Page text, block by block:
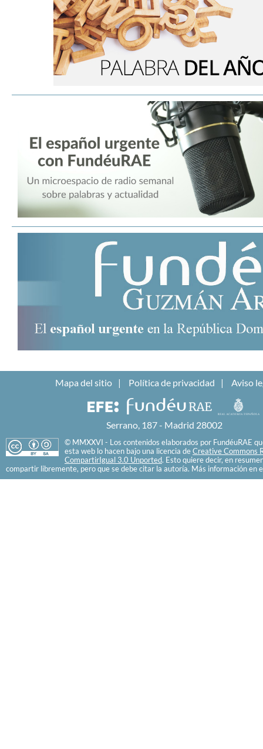
Mapa del sitio Política de privacidad Aviso
Serrano, 187 - Madrid 28002
© MMXXVI - Los contenidos elaborados por FundéuRAE
esta web lo hacen bajo una licencia de Creative Commons
CompartirIgual 3.0 Unported. Esto quiere decir, en
compartir libremente, pero que se debe citar la autoría. Más información en